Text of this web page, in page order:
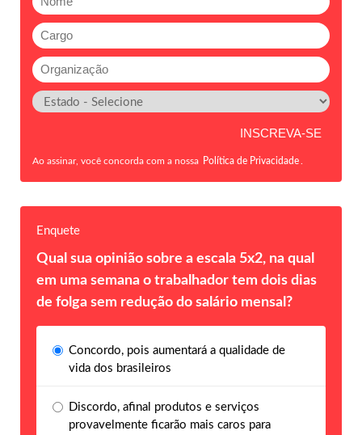
Ao assinar, você concorda com a nossa Política de Privacidade
Enquete
Qual sua opinião sobre a escala 5x2, na qual
em uma semana o trabalhador tem dois dias
de folga sem redução do salário mensal?
Concordo, pois aumentará a qualidade de
vida dos brasileiros
Discordo, afinal produtos e serviços
provavelmente ficarão mais caros para